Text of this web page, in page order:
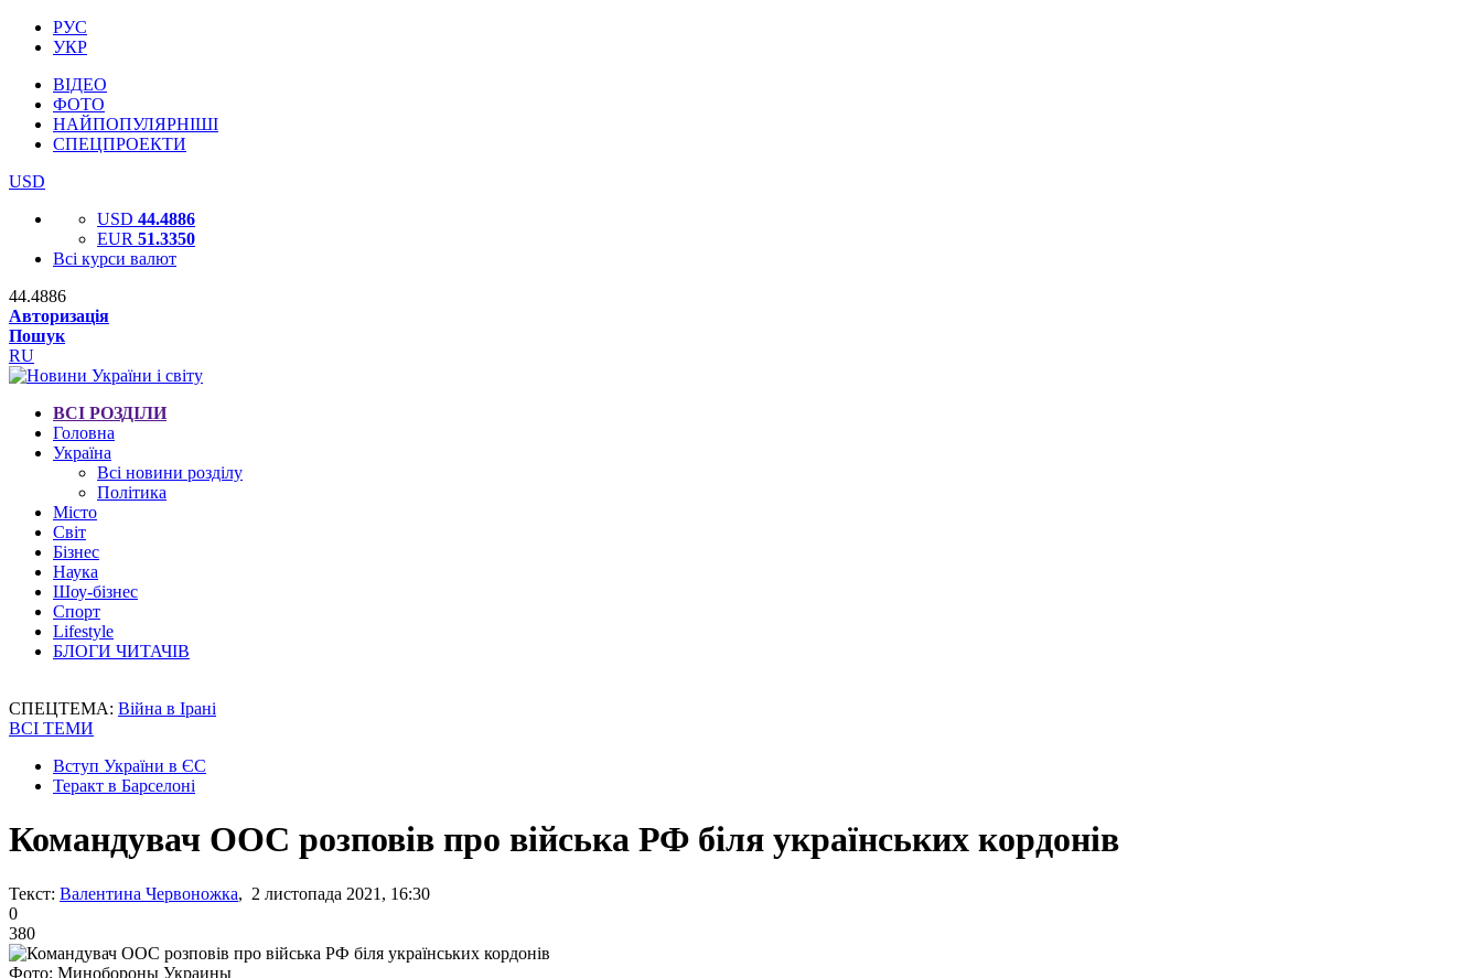
РУС
УКР
ВІДЕО
ФОТО
НАЙПОПУЛЯРНІШІ
СПЕЦПРОЕКТИ
USD
USD 44.4886
EUR 51.3350
Всі курси валют
44.4886
Авторизація
Пошук
RU
ВСІ РОЗДІЛИ
Головна
Україна
Всі новини розділу
Політика
Місто
Світ
Бізнес
Наука
Шоу-бізнес
Спорт
Lifestyle
БЛОГИ ЧИТАЧІВ
СПЕЦТЕМА: Війна в Ірані
ВСІ ТЕМИ
Вступ України в ЄС
Теракт в Барселоні
Командувач ООС розповів про війська РФ біля українських кордонів
Текст: Валентина Червоножка, 2 листопада 2021, 16:30
0
380
Фото: Минобороны Украины